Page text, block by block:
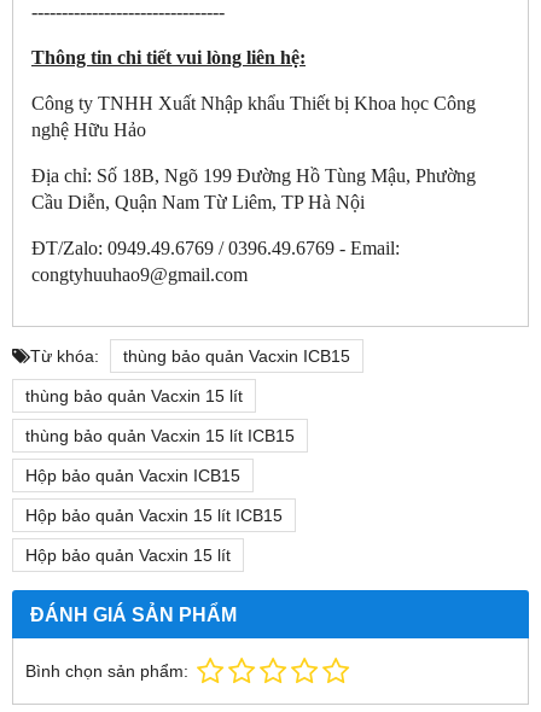
--------------------------------
Thông tin chi tiết vui lòng liên hệ:
Công ty TNHH Xuất Nhập khẩu Thiết bị Khoa học Công
nghệ Hữu Hảo
Địa chỉ: Số 18B, Ngõ 199 Đường Hồ Tùng Mậu, Phường
Cầu Diễn, Quận Nam Từ Liêm, TP Hà Nội
ĐT/Zalo: 0949.49.6769 / 0396.49.6769 - Email:
congtyhuuhao9@gmail.com
Từ khóa: thùng bảo quản Vacxin ICB15
thùng bảo quản Vacxin 15 lít
thùng bảo quản Vacxin 15 lít ICB15
Hộp bảo quản Vacxin ICB15
Hộp bảo quản Vacxin 15 lít ICB15
Hộp bảo quản Vacxin 15 lít
ĐÁNH GIÁ SẢN PHẨM
Bình chọn sản phẩm: